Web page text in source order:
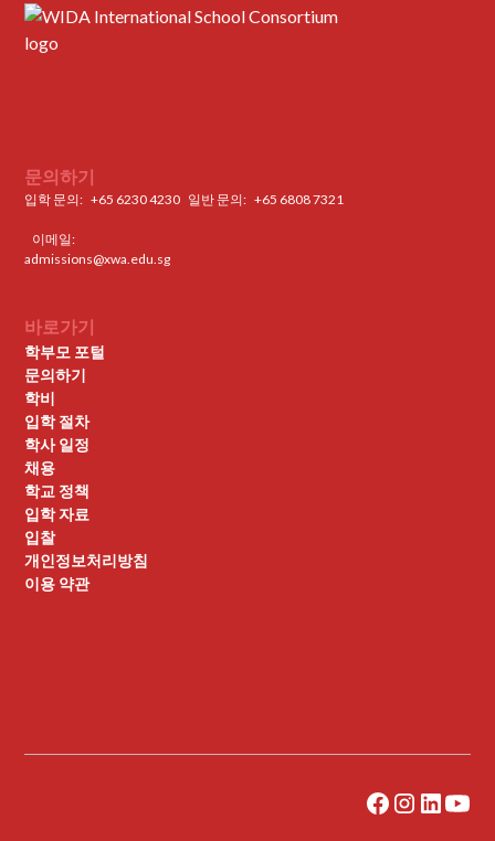
문의하기
입학 문의:+65 6230 4230 일반 문의: ‍+65 6808 7321
이메일:
admissions@xwa.edu.sg
바로가기
학부모 포털
문의하기
학비
입학 절차
학사 일정
채용
학교 정책
입학 자료
입찰
개인정보처리방침
이용 약관